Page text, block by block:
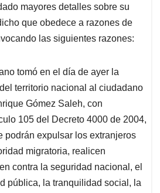
mayores detalles sobre su
que obedece a razones de
las siguientes razones:
tomó en el día de ayer la
territorio nacional al ciudadano
Gómez Saleh, con
105 del Decreto 4000 de 2004,
podrán expulsar los extranjeros
migratoria, realicen
contra la seguridad nacional, el
pública, la tranquilidad social, la